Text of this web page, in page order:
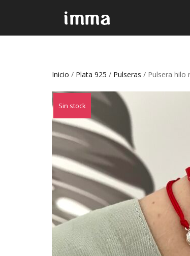
Inicio / Plata 925 / Pulseras / Pulsera hilo
Sin stock